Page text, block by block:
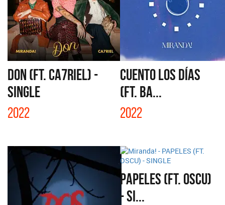
DON (FT. CA7RIEL) -
SINGLE
2022
CUENTO LOS DÍAS
(FT. BA...
2022
PAPELES (FT. OSCU)
- SI...